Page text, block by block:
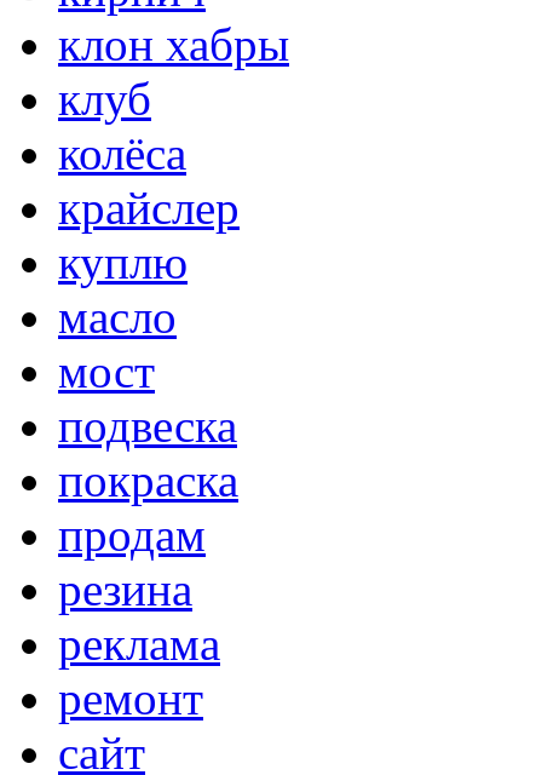
клон хабры
клуб
колёса
крайслер
куплю
масло
мост
подвеска
покраска
продам
резина
реклама
ремонт
сайт